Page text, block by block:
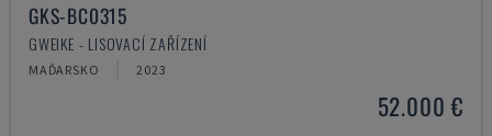
GKS-BC0315
GWEIKE - LISOVACÍ ZAŘÍZENÍ
MAĎARSKO 2023
52.000 €